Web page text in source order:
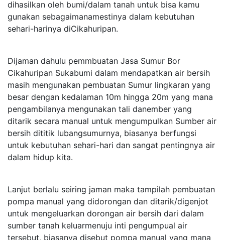
dihasilkan oleh bumi/dalam tanah untuk bisa kamu
gunakan sebagaimanamestinya dalam kebutuhan
sehari-harinya diCikahuripan.
Dijaman dahulu pemmbuatan Jasa Sumur Bor
Cikahuripan Sukabumi dalam mendapatkan air bersih
masih mengunakan pembuatan Sumur lingkaran yang
besar dengan kedalaman 10m hingga 20m yang mana
pengambilanya mengunakan tali danember yang
ditarik secara manual untuk mengumpulkan Sumber air
bersih dititik lubangsumurnya, biasanya berfungsi
untuk kebutuhan sehari-hari dan sangat pentingnya air
dalam hidup kita.
Lanjut berlalu seiring jaman maka tampilah pembuatan
pompa manual yang didorongan dan ditarik/digenjot
untuk mengeluarkan dorongan air bersih dari dalam
sumber tanah keluarmenuju inti pengumpual air
tersebut, biasanya disebut pompa manual yang mana